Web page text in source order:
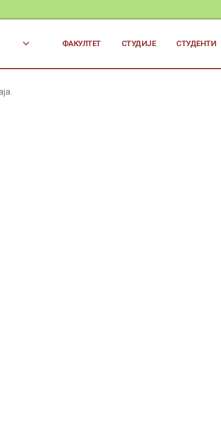
ФАКУЛТЕТ СТУДИЈЕ СТУДЕНТИ